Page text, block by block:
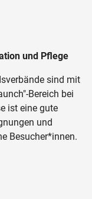
und Pflege
sind mit
Bereich bei
ist eine gute
und
Besucher*innen.